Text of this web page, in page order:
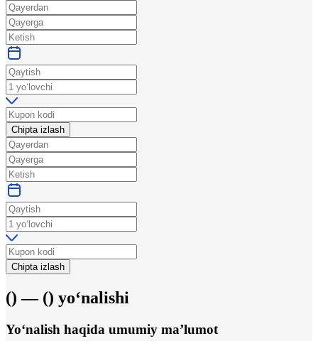
Chipta izlash
Chipta izlash
() — () yo‘nalishi
Yo‘nalish haqida umumiy ma’lumot